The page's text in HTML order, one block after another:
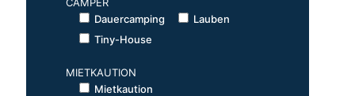
Dauercamping
Lauben
Tiny-House
MIETKAUTION
Mietkaution